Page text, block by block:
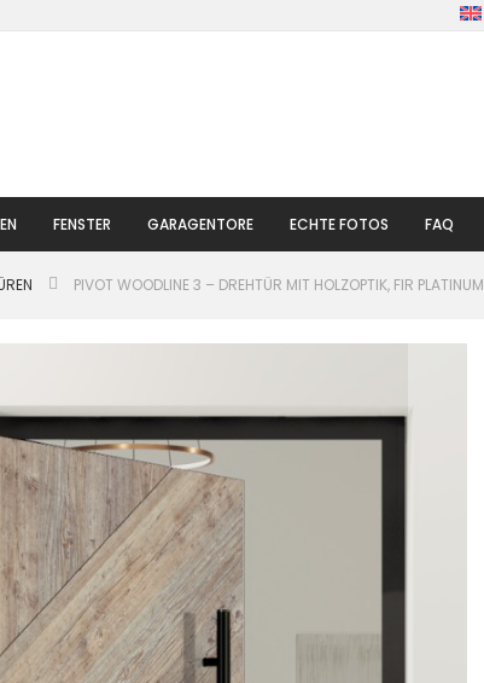
FENSTER GARAGENTORE ECHTE FOTOS FAQ
PIVOT WOODLINE 3 – DREHTÜR MIT HOLZOPTIK, FIR PLATINUM